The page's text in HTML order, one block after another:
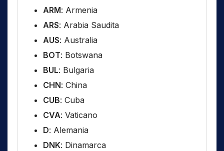
ARM: Armenia
ARS: Arabia Saudita
AUS: Australia
BOT: Botswana
BUL: Bulgaria
CHN: China
CUB: Cuba
CVA: Vaticano
D: Alemania
DNK: Dinamarca